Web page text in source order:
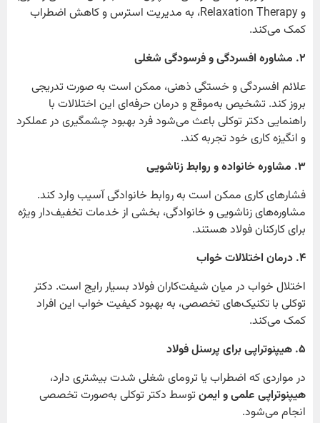
و Relaxation Therapy، به مدیریت استرس و کاهش اضطراب
کمک می‌کند.
۲. مشاوره افسردگی و فرسودگی شغلی
علائم افسردگی و خستگی ذهنی، ممکن است به صورت تدریجی
بروز کند. تشخیص به‌موقع و درمان حرفه‌ای این اختلالات با
راهنمایی دکتر توکلی باعث می‌شود فرد بهبود چشمگیری در عملکرد
و انگیزه کاری خود تجربه کند.
۳. مشاوره خانواده و روابط زناشویی
فشارهای کاری ممکن است به روابط خانوادگی آسیب وارد کند.
مشاوره‌های زناشویی و خانوادگی، بخشی از خدمات تخفیف‌دار ویژه
برای کارکنان فولاد هستند.
۴. درمان اختلالات خواب
اختلال خواب در میان شیفت‌کاران فولاد بسیار رایج است. دکتر
توکلی با تکنیک‌های تخصصی، به بهبود کیفیت خواب این افراد
کمک می‌کند.
۵. هیپنوتراپی برای پرسنل فولاد
در مواردی که اضطراب یا ترومای شغلی شدت بیشتری دارد،
هیپنوتراپی علمی و ایمنتوسط دکتر توکلی به‌صورت تخصصی
انجام می‌شود.